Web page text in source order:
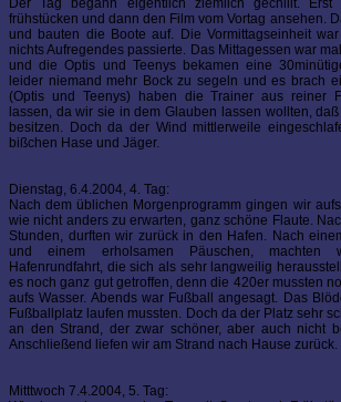
Der Tag begann eigentlich ziemlich gechillt. Erst
frühstücken und dann den Film vom Vortag ansehen.
und bauten die Boote auf. Die Vormittagseinheit
nichts Aufregendes passierte. Das Mittagessen war
und die Optis und Teenys bekamen eine
leider niemand mehr Bock zu segeln und es brach
(Optis und Teenys) haben die Trainer aus reiner
lassen, da wir sie in dem Glauben lassen wollten,
besitzen. Doch da der Wind mittlerweile
bißchen Hase und Jäger.
Dienstag, 6.4.2004, 4. Tag:
Nach dem üblichen Morgenprogramm gingen wir
wie nicht anders zu erwarten, ganz schöne Flaute.
Stunden, durften wir zurück in den Hafen. Nach
und einem erholsamen Päuschen, machten
Hafenrundfahrt, die sich als sehr langweilig
es noch ganz gut getroffen, denn die 420er mussten
aufs Wasser. Abends war Fußball angesagt. Das
Fußballplatz laufen mussten. Doch da der Platz sehr
an den Strand, der zwar schöner, aber auch nicht
Anschließend liefen wir am Strand nach Hause zurück.
Mitttwoch 7.4.2004, 5. Tag: